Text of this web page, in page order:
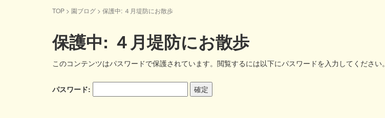
TOP > 園ブログ > 保護中: ４月堤防にお散歩
保護中: ４月堤防にお散歩
このコンテンツはパスワードで保護されています。閲覧するには以下にパスワードを入力してください。
パスワード: